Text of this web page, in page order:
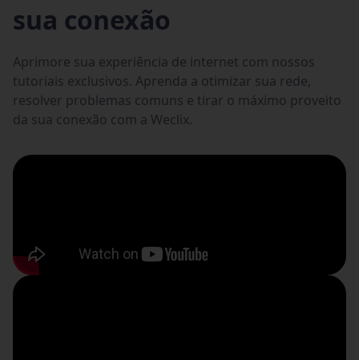
sua conexão
Aprimore sua experiência de internet com nossos
tutoriais exclusivos. Aprenda a otimizar sua rede,
resolver problemas comuns e tirar o máximo proveito
da sua conexão com a Weclix.